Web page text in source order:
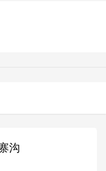
沟